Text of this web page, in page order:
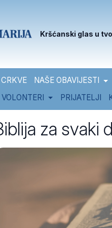
Kršćanski glas u
NAŠE OBAVIJESTI
VOLONTERI PRIJATELJI
za svaki